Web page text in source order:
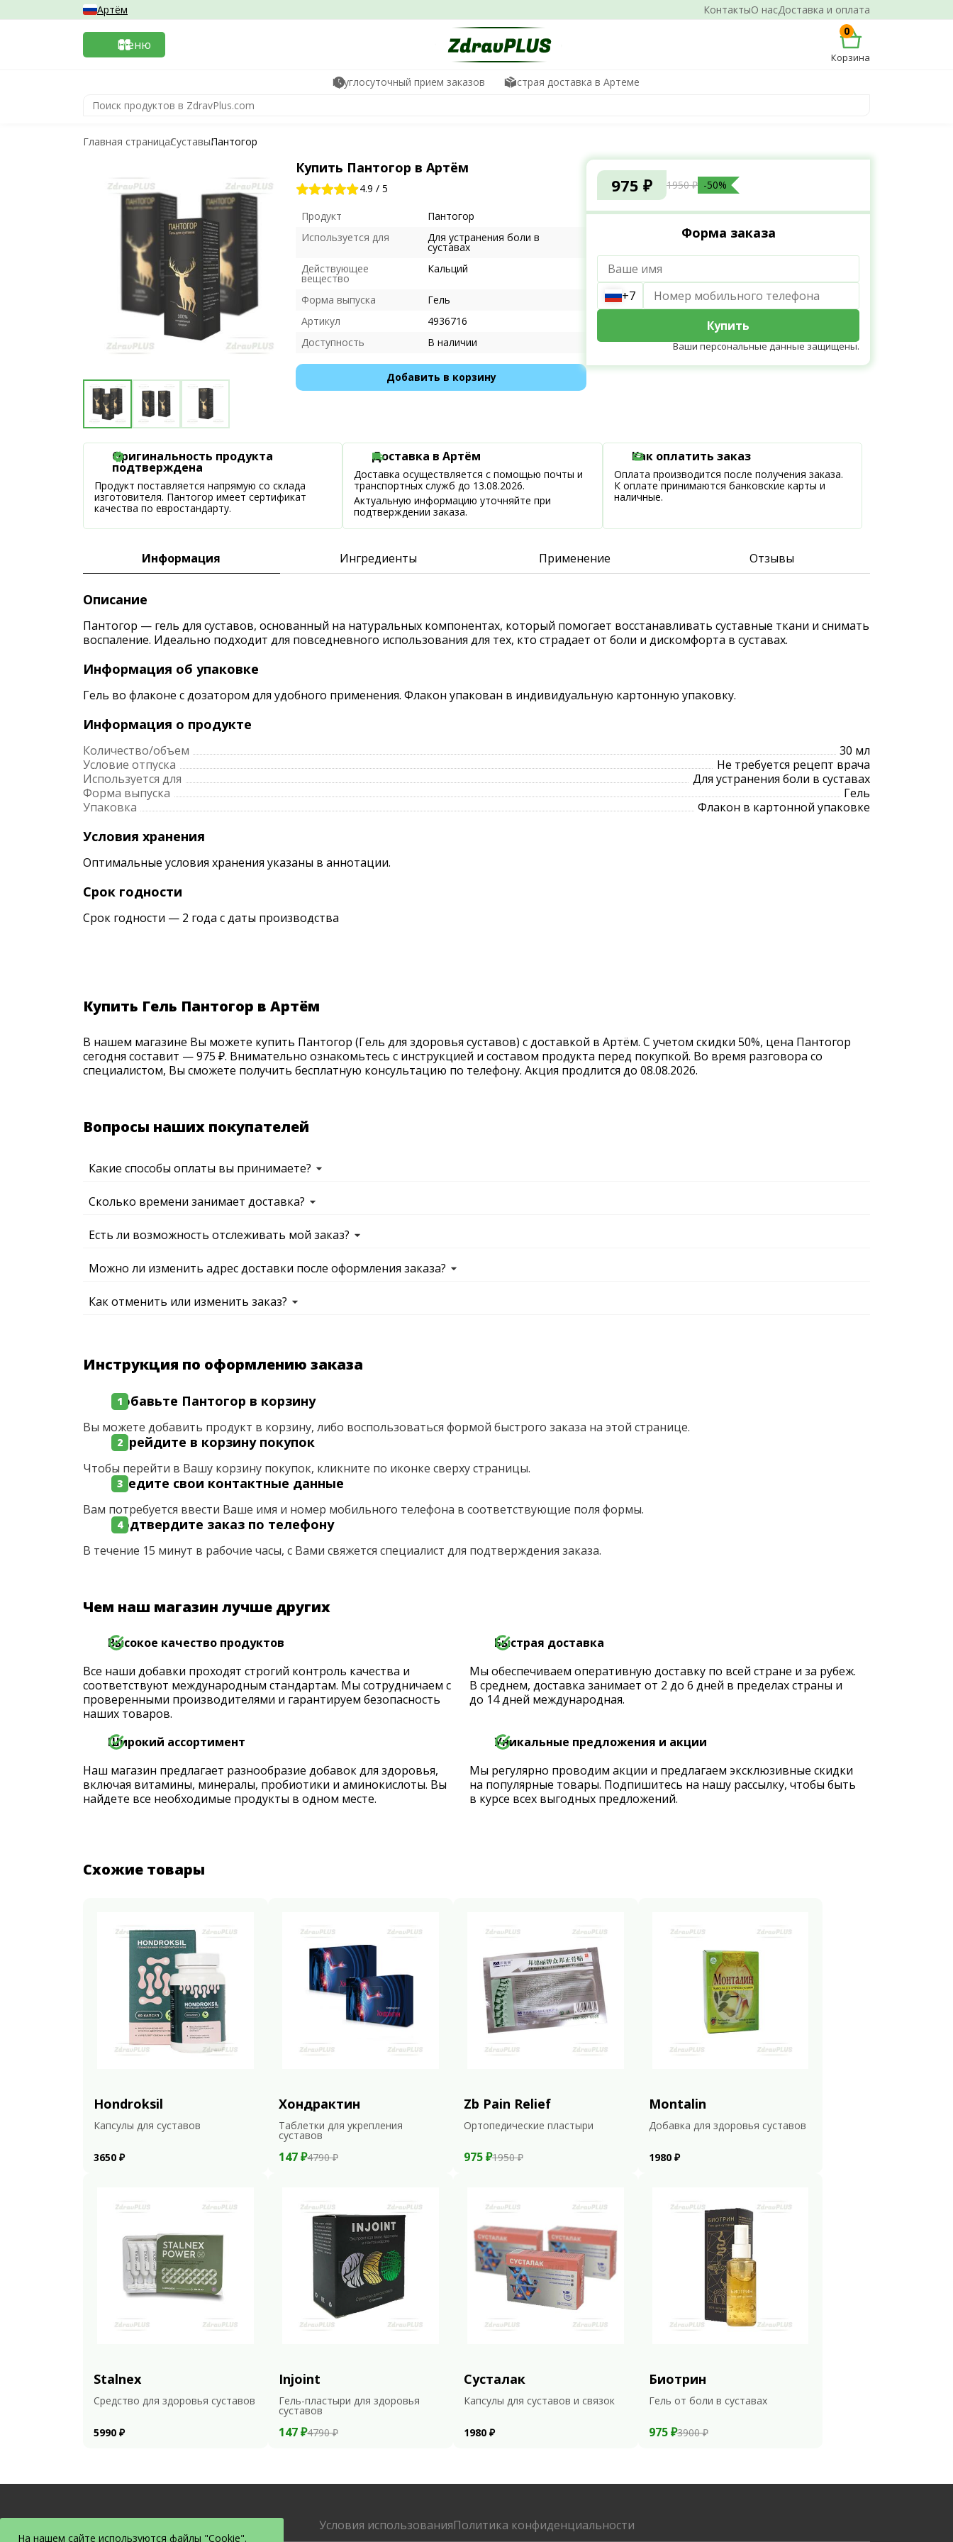
КонтактыО насДоставка и оплата
Артём
Меню
0
Корзина
Круглосуточный прием заказов Быстрая доставка в Артеме
Главная страницаСуставыПантогор
Купить Пантогор в Артём
4.9 / 5
Продукт
Пантогор
Используется для
Для устранения боли в
суставах
Действующее
вещество
Кальций
Форма выпуска
Гель
Артикул
4936716
Доступность
В наличии
Добавить в корзину
975 ₽ 1950 ₽ -50%
Форма заказа
+7
Купить
Ваши персональные данные защищены.
Оригинальность продукта
подтверждена
Продукт поставляется напрямую со склада
изготовителя. Пантогор имеет сертификат
качества по евростандарту.
Доставка в Артём
Доставка осуществляется с помощью почты и
транспортных служб до 13.08.2026.
Актуальную информацию уточняйте при
подтверждении заказа.
Как оплатить заказ
Оплата производится после получения заказа.
К оплате принимаются банковские карты и
наличные.
Информация Ингредиенты Применение Отзывы
Описание
Пантогор — гель для суставов, основанный на натуральных компонентах, который помогает восстанавливать суставные ткани и снимать
воспаление. Идеально подходит для повседневного использования для тех, кто страдает от боли и дискомфорта в суставах.
Информация об упаковке
Гель во флаконе с дозатором для удобного применения. Флакон упакован в индивидуальную картонную упаковку.
Информация о продукте
Количество/объем
30 мл
Условие отпуска
Не требуется рецепт врача
Используется для
Для устранения боли в суставах
Форма выпуска
Гель
Упаковка
Флакон в картонной упаковке
Условия хранения
Оптимальные условия хранения указаны в аннотации.
Срок годности
Срок годности — 2 года с даты производства
Купить Гель Пантогор в Артём
В нашем магазине Вы можете купить Пантогор (Гель для здоровья суставов) с доставкой в Артём. С учетом скидки 50%, цена Пантогор
сегодня составит — 975 ₽. Внимательно ознакомьтесь с инструкцией и составом продукта перед покупкой. Во время разговора со
специалистом, Вы сможете получить бесплатную консультацию по телефону. Акция продлится до 08.08.2026.
Вопросы наших покупателей
Какие способы оплаты вы принимаете?
Сколько времени занимает доставка?
Есть ли возможность отслеживать мой заказ?
Можно ли изменить адрес доставки после оформления заказа?
Как отменить или изменить заказ?
Инструкция по оформлению заказа
Добавьте Пантогор в корзину
Вы можете добавить продукт в корзину, либо воспользоваться формой быстрого заказа на этой странице.
Перейдите в корзину покупок
Чтобы перейти в Вашу корзину покупок, кликните по иконке сверху страницы.
Введите свои контактные данные
Вам потребуется ввести Ваше имя и номер мобильного телефона в соответствующие поля формы.
Подтвердите заказ по телефону
В течение 15 минут в рабочие часы, с Вами свяжется специалист для подтверждения заказа.
Чем наш магазин лучше других
Высокое качество продуктов
Все наши добавки проходят строгий контроль качества и
соответствуют международным стандартам. Мы сотрудничаем с
проверенными производителями и гарантируем безопасность
наших товаров.
Быстрая доставка
Мы обеспечиваем оперативную доставку по всей стране и за рубеж.
В среднем, доставка занимает от 2 до 6 дней в пределах страны и
до 14 дней международная.
Широкий ассортимент
Наш магазин предлагает разнообразие добавок для здоровья,
включая витамины, минералы, пробиотики и аминокислоты. Вы
найдете все необходимые продукты в одном месте.
Уникальные предложения и акции
Мы регулярно проводим акции и предлагаем эксклюзивные скидки
на популярные товары. Подпишитесь на нашу рассылку, чтобы быть
в курсе всех выгодных предложений.
Схожие товары
Hondroksil
Капсулы для суставов
3650 ₽
Хондрактин
Таблетки для укрепления
суставов
147 ₽4790 ₽
Zb Pain Relief
Ортопедические пластыри
975 ₽1950 ₽
Montalin
Добавка для здоровья суставов
1980 ₽
Stalnex
Средство для здоровья суставов
5990 ₽
Injoint
Гель-пластыри для здоровья
суставов
147 ₽4790 ₽
Сусталак
Капсулы для суставов и связок
1980 ₽
Биотрин
Гель от боли в суставах
975 ₽3900 ₽
Условия использованияПолитика конфиденциальности
На нашем сайте используются файлы "Cookie".